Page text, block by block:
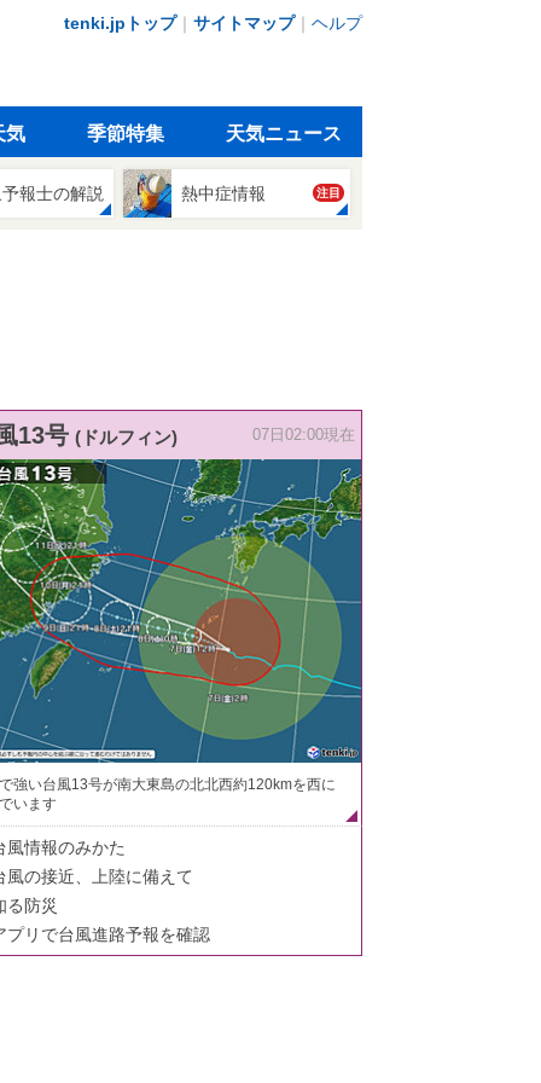
tenki.jpトップ｜ サイトマップ｜ ヘルプ
気 季節特集 天気ニュース
報士の解説 熱中症情報 注目
13号 (ドルフィン) 07日02:00現在
強い台風13号が南大東島の北北西約120kmを西に
います
風情報のみかた
風の接近、上陸に備えて
る防災
プリで台風進路予報を確認